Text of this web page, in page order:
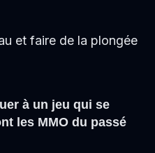
et faire de la plongée
à un jeu qui se
les MMO du passé